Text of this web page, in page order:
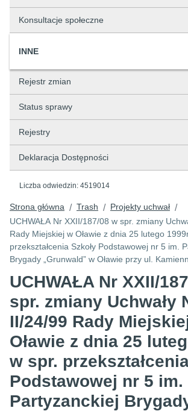
Konsultacje społeczne
INNE
Rejestr zmian
Status sprawy
Rejestry
Deklaracja Dostępności
Liczba odwiedzin: 4519014
Strona główna / Trash / Projekty uchwał /
UCHWAŁA Nr XXII/187/08 w spr. zmiany
Rady Miejskiej w Oławie z dnia 25 lutego
przekształcenia Szkoły Podstawowej nr 5 im.
Brygady „Grunwald” w Oławie przy ul.
UCHWAŁA Nr XXII/
spr. zmiany Uchwały
II/24/99 Rady
Oławie z dnia 25
w spr.
Podstawowej nr 5 im.
Partyzanckiej